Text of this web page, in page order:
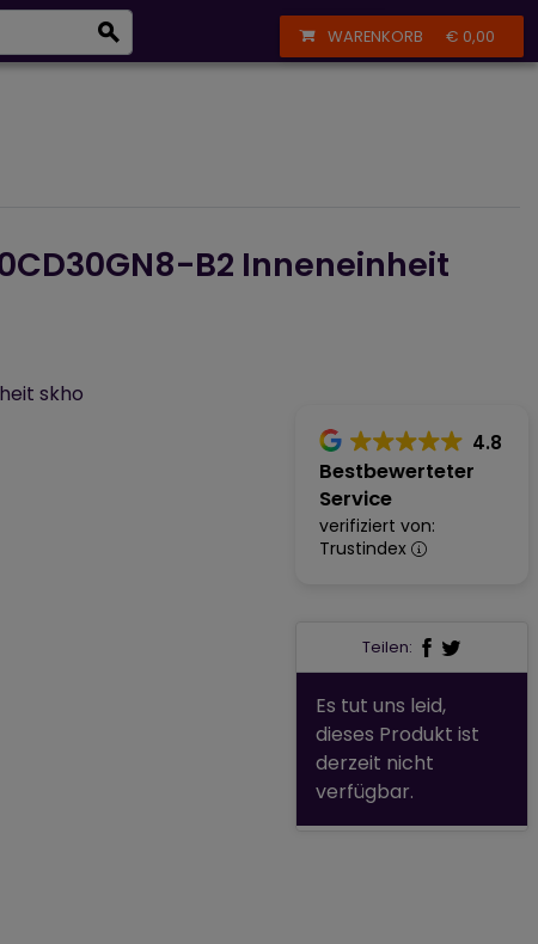
+43 664 356 13 61 WARENKORB € 0,00
B2 Inneneinheit
Teilen:
Es tut uns leid,
dieses Produkt ist
derzeit nicht
verfügbar.
4.8
Bestbewerteter
Service
verifiziert von:
Trustindex
skho